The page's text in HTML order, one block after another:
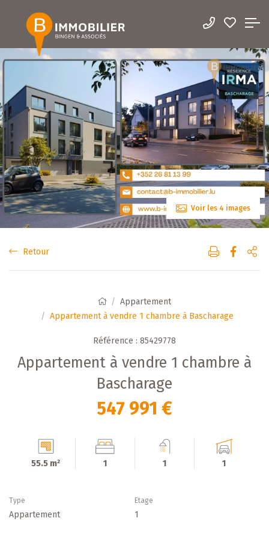
Voir les 4 images
Retour
Appartement
Appartement à vendre 1 chambre à Bascharage
Référence : 85429778
Appartement à vendre 1 chambre à
Bascharage
547 991 €
55.5 m² 1 1 1
Type
Appartement
Etage
1